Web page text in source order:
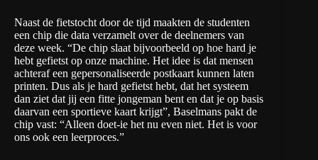
Naast de fietstocht door de tijd maakten de studenten
een chip die data verzamelt over de deelnemers van
deze week. “De chip slaat bijvoorbeeld op hoe hard je
hebt gefietst op onze machine. Het idee is dat mensen
achteraf een gepersonaliseerde postkaart kunnen laten
printen. Dus als je hard gefietst hebt, dat het systeem
dan ziet dat jij een fitte jongeman bent en dat je op basis
daarvan een sportieve kaart krijgt”, Baselmans pakt de
chip vast: “Alleen doet-ie het nu even niet. Het is voor
ons ook een leerproces.”